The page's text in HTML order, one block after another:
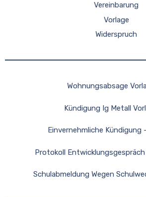
Vereinbarung
Vorlage
Widerspruch
Wohnungsabsage
Kündigung Ig Metall
Einvernehmliche Kündigung
Protokoll Entwicklungsgespräch
Schulabmeldung Wegen